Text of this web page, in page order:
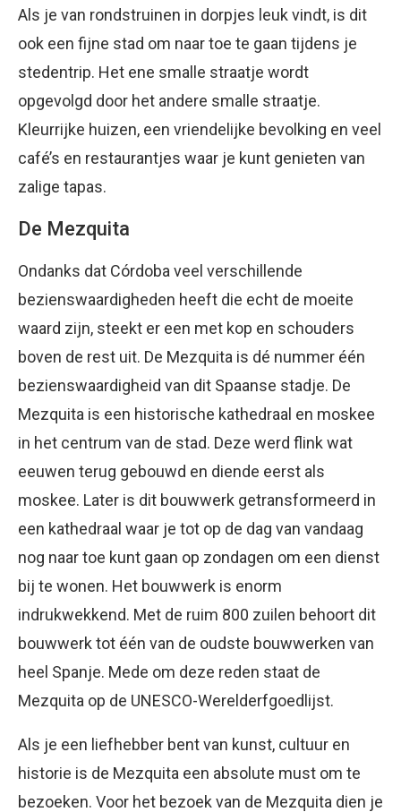
Als je van rondstruinen in dorpjes leuk vindt, is dit
ook een fijne stad om naar toe te gaan tijdens je
stedentrip. Het ene smalle straatje wordt
opgevolgd door het andere smalle straatje.
Kleurrijke huizen, een vriendelijke bevolking en veel
café’s en restaurantjes waar je kunt genieten van
zalige tapas.
De Mezquita
Ondanks dat Córdoba veel verschillende
bezienswaardigheden heeft die echt de moeite
waard zijn, steekt er een met kop en schouders
boven de rest uit. De Mezquita is dé nummer één
bezienswaardigheid van dit Spaanse stadje. De
Mezquita is een historische kathedraal en moskee
in het centrum van de stad. Deze werd flink wat
eeuwen terug gebouwd en diende eerst als
moskee. Later is dit bouwwerk getransformeerd in
een kathedraal waar je tot op de dag van vandaag
nog naar toe kunt gaan op zondagen om een dienst
bij te wonen. Het bouwwerk is enorm
indrukwekkend. Met de ruim 800 zuilen behoort dit
bouwwerk tot één van de oudste bouwwerken van
heel Spanje. Mede om deze reden staat de
Mezquita op de UNESCO-Werelderfgoedlijst.
Als je een liefhebber bent van kunst, cultuur en
historie is de Mezquita een absolute must om te
bezoeken. Voor het bezoek van de Mezquita dien je